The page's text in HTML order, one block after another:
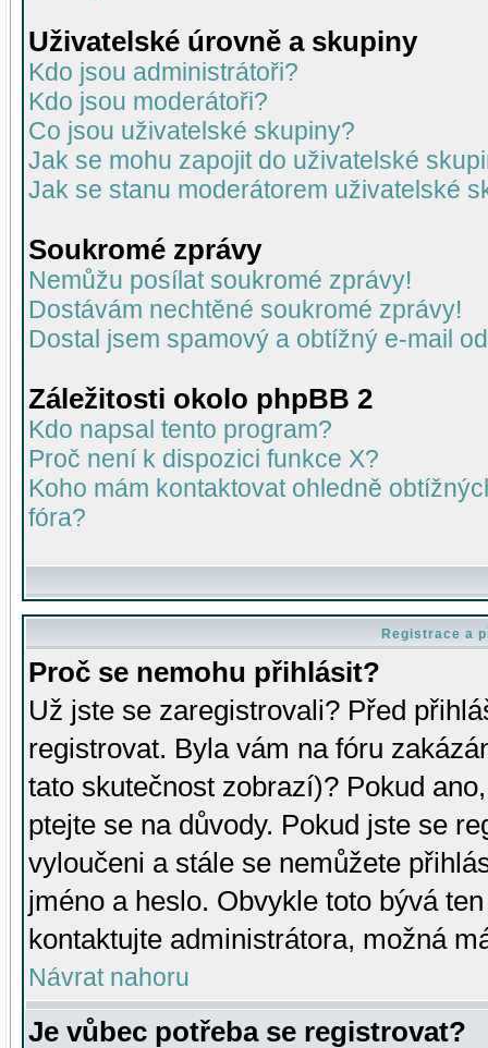
Uživatelské úrovně a skupiny
Kdo jsou administrátoři?
Kdo jsou moderátoři?
Co jsou uživatelské skupiny?
Jak se mohu zapojit do uživatelské
Jak se stanu moderátorem uživatelské
Soukromé zprávy
Nemůžu posílat soukromé zprávy!
Dostávám nechtěné soukromé zprávy!
Dostal jsem spamový a obtížný e-mail
Záležitosti okolo phpBB 2
Kdo napsal tento program?
Proč není k dispozici funkce X?
Koho mám kontaktovat ohledně
fóra?
Registrace a
Proč se nemohu přihlásit?
Už jste se zaregistrovali? Před
registrovat. Byla vám na fóru
tato skutečnost zobrazí)? Pokud
ptejte se na důvody. Pokud jste se
vyloučeni a stále se nemůžete
jméno a heslo. Obvykle toto bývá
kontaktujte administrátora, možná
Návrat nahoru
Je vůbec potřeba se registrovat?